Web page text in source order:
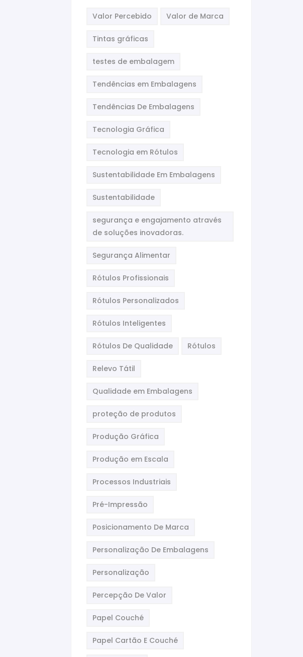
Valor Percebido Valor de Marca
Tintas gráficas
testes de embalagem
Tendências em Embalagens
Tendências De Embalagens
Tecnologia Gráfica
Tecnologia em Rótulos
Sustentabilidade Em Embalagens
Sustentabilidade
segurança e engajamento através
de soluções inovadoras.
Segurança Alimentar
Rótulos Profissionais
Rótulos Personalizados
Rótulos Inteligentes
Rótulos De Qualidade Rótulos
Relevo Tátil
Qualidade em Embalagens
proteção de produtos
Produção Gráfica
Produção em Escala
Processos Industriais
Pré-Impressão
Posicionamento De Marca
Personalização De Embalagens
Personalização
Percepção De Valor
Papel Couché
Papel Cartão E Couché